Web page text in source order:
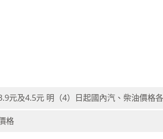
元及4.5元 明（4）日起國內汽、柴油價格
格